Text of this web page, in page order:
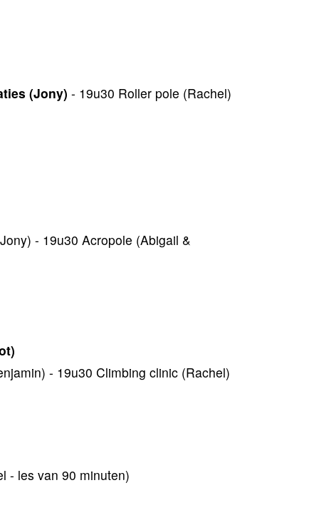
(Jony) - 19u30 Roller pole (Rachel)
- 19u30 Acropole (Abigail &
- 19u30 Climbing clinic (Rachel)
- les van 90 minuten)